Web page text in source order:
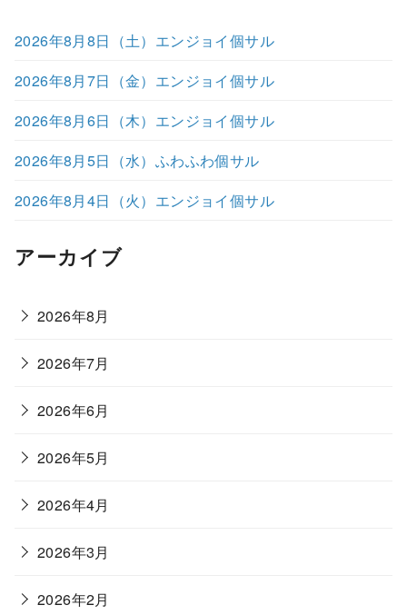
2026年8月8日（土）エンジョイ個サル
2026年8月7日（金）エンジョイ個サル
2026年8月6日（木）エンジョイ個サル
2026年8月5日（水）ふわふわ個サル
2026年8月4日（火）エンジョイ個サル
アーカイブ
2026年8月
2026年7月
2026年6月
2026年5月
2026年4月
2026年3月
2026年2月